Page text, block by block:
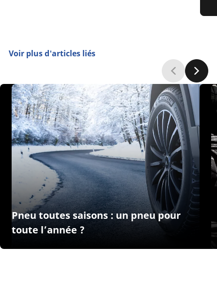
Voir plus d'articles liés
Pneu toutes saisons : un pneu pour
toute l’année ?